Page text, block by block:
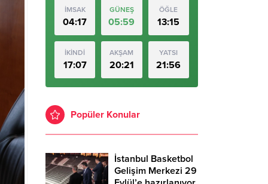
İMSAK
04:17
GÜNEŞ
05:59
ÖĞLE
13:15
İKİNDİ
17:07
AKŞAM
20:21
YATSI
21:56
Popüler Konular
İstanbul Basketbol
Gelişim Merkezi 29